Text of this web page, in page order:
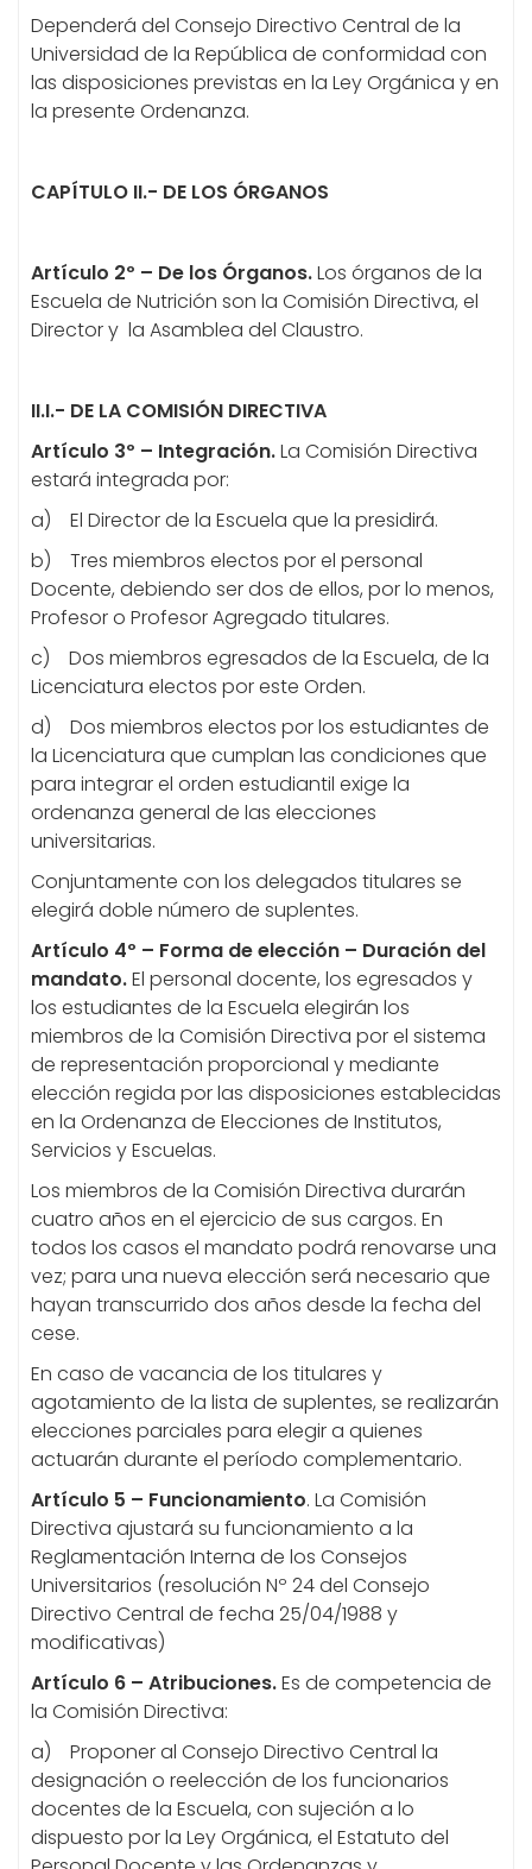
Dependerá del Consejo Directivo Central de la
Universidad de la República de conformidad con
las disposiciones previstas en la Ley Orgánica y en
la presente Ordenanza.
CAPÍTULO II.- DE LOS ÓRGANOS
Artículo 2º – De los Órganos.Los órganos de la
Escuela de Nutrición son la Comisión Directiva, el
Director y la Asamblea del Claustro.
II.I.- DE LA COMISIÓN DIRECTIVA
Artículo 3º – Integración.La Comisión Directiva
estará integrada por:
a) El Director de la Escuela que la presidirá.
b) Tres miembros electos por el personal
Docente, debiendo ser dos de ellos, por lo menos,
Profesor o Profesor Agregado titulares.
c) Dos miembros egresados de la Escuela, de la
Licenciatura electos por este Orden.
d) Dos miembros electos por los estudiantes de
la Licenciatura que cumplan las condiciones que
para integrar el orden estudiantil exige la
ordenanza general de las elecciones
universitarias.
Conjuntamente con los delegados titulares se
elegirá doble número de suplentes.
Artículo 4º – Forma de elección – Duración del
mandato.El personal docente, los egresados y
los estudiantes de la Escuela elegirán los
miembros de la Comisión Directiva por el sistema
de representación proporcional y mediante
elección regida por las disposiciones establecidas
en la Ordenanza de Elecciones de Institutos,
Servicios y Escuelas.
Los miembros de la Comisión Directiva durarán
cuatro años en el ejercicio de sus cargos. En
todos los casos el mandato podrá renovarse una
vez; para una nueva elección será necesario que
hayan transcurrido dos años desde la fecha del
cese.
En caso de vacancia de los titulares y
agotamiento de la lista de suplentes, se realizarán
elecciones parciales para elegir a quienes
actuarán durante el período complementario.
Artículo 5 – Funcionamiento. La Comisión
Directiva ajustará su funcionamiento a la
Reglamentación Interna de los Consejos
Universitarios (resolución Nº 24 del Consejo
Directivo Central de fecha 25/04/1988 y
modificativas)
Artículo 6 – Atribuciones.Es de competencia de
la Comisión Directiva:
a) Proponer al Consejo Directivo Central la
designación o reelección de los funcionarios
docentes de la Escuela, con sujeción a lo
dispuesto por la Ley Orgánica, el Estatuto del